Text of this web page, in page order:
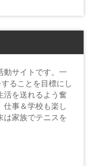
動サイトです。一
ることを目標にし
活を送れるよう奮
仕事＆学校も楽し
は家族でテニスを